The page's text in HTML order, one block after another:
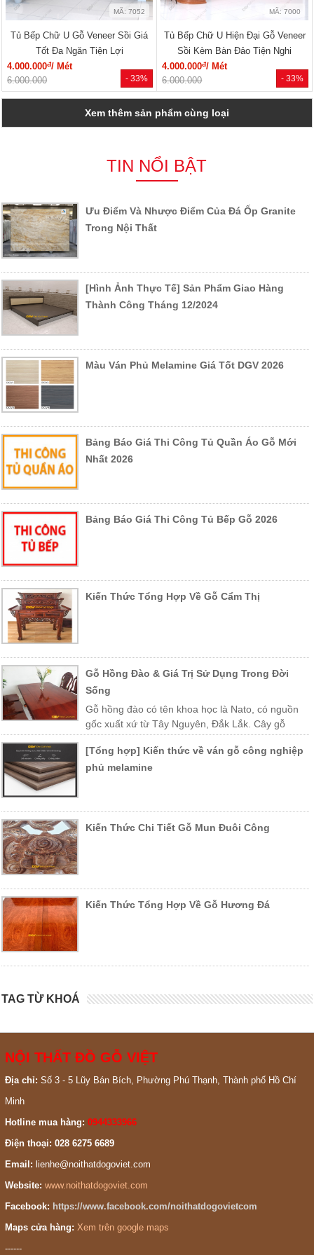
- 33%
MÃ: 7052
Tủ Bếp Chữ U Gỗ Veneer Sồi Giá
Tốt Đa Ngăn Tiện Lợi
4.000.000đ/ Mét
6.000.000
- 33%
MÃ: 7000
Tủ Bếp Chữ U Hiện Đại Gỗ Veneer
Sồi Kèm Bàn Đảo Tiện Nghi
4.000.000đ/ Mét
6.000.000
Xem thêm sản phẩm cùng loại
TIN NỔI BẬT
Ưu Điểm Và Nhược Điểm Của Đá Ốp Granite
Trong Nội Thất
[Hình Ảnh Thực Tế] Sản Phẩm Giao Hàng
Thành Công Tháng 12/2024
Màu Ván Phủ Melamine Giá Tốt DGV 2026
Bảng Báo Giá Thi Công Tủ Quần Áo Gỗ Mới
Nhất 2026
Bảng Báo Giá Thi Công Tủ Bếp Gỗ 2026
Kiến Thức Tổng Hợp Về Gỗ Cẩm Thị
Gỗ Hồng Đào & Giá Trị Sử Dụng Trong Đời
Sống
Gỗ hồng đào có tên khoa học là Nato, có nguồn
gốc xuất xứ từ Tây Nguyên, Đắk Lắk. Cây gỗ
được trồng nhiều ở các vùng miền Trung Việt Nam như Khánh Hòa,
Phú Yên, Lào, Campuchia…[Tổng hợp] Kiến thức về ván gỗ công nghiệp
phủ melamine
Kiến Thức Chi Tiết Gỗ Mun Đuôi Công
Kiến Thức Tổng Hợp Về Gỗ Hương Đá
TAG TỪ KHOÁ
NỘI THẤT ĐỒ GỖ VIỆT
Địa chỉ: Số 3 - 5 Lũy Bán Bích, Phường Phú Thạnh, Thành phố Hồ Chí
Minh
Hotline mua hàng: 0944333966
Điện thoại: 028 6275 6689
Email: lienhe@noithatdogoviet.com
Website: www.noithatdogoviet.com
Facebook: https://www.facebook.com/noithatdogovietcom
Maps cửa hàng: Xem trên google maps
------